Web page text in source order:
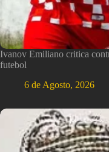
Ivanov Emiliano critica
futebol
6 de Agosto, 2026